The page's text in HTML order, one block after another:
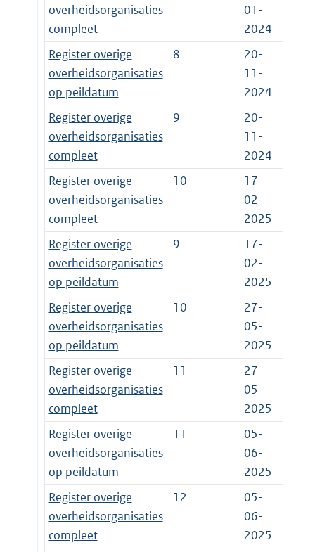
overheidsorganisaties
compleet
01-
2024
Register overige
overheidsorganisaties
op peildatum
8
20-
11-
2024
Register overige
overheidsorganisaties
compleet
9
20-
11-
2024
Register overige
overheidsorganisaties
compleet
10
17-
02-
2025
Register overige
overheidsorganisaties
op peildatum
9
17-
02-
2025
Register overige
overheidsorganisaties
op peildatum
10
27-
05-
2025
Register overige
overheidsorganisaties
compleet
11
27-
05-
2025
Register overige
overheidsorganisaties
op peildatum
11
05-
06-
2025
Register overige
overheidsorganisaties
compleet
12
05-
06-
2025